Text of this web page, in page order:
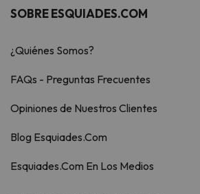
SOBRE ESQUIADES.COM
¿Quiénes Somos?
FAQs - Preguntas Frecuentes
Opiniones de Nuestros Clientes
Blog Esquiades.Com
Esquiades.Com En Los Medios